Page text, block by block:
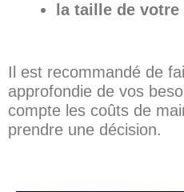
la taille de
Il est recommandé de
approfondie de vos
compte les coûts de
prendre une décision.